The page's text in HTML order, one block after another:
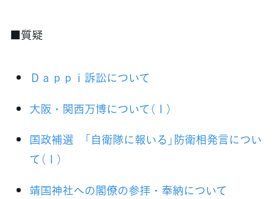
■質疑
Ｄａｐｐｉ訴訟について
大阪・関西万博について（１）
国政補選 「自衛隊に報いる」防衛相発言につい
て（１）
靖国神社への閣僚の参拝・奉納について